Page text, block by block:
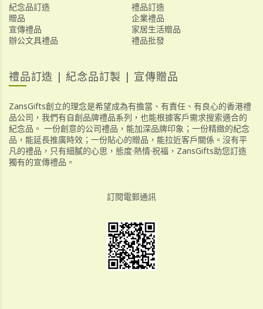
紀念品訂造
禮品訂造
贈品
企業禮品
宣傳禮品
家居生活贈品
辦公文具禮品
禮品批發
禮品訂造 | 紀念品訂製 | 宣傳贈品
ZansGifts創立的理念是希望成為有擔當、有責任、有良心的香港禮
品公司，我們有自創品牌禮品系列，也能根據客戶需求搜索適合的
紀念品。 一份創意的公司禮品，能加深品牌印象；一份精緻的紀念
品，能延長推廣時效；一份貼心的贈品，能拉近客戶關係。沒有平
凡的禮品，只有細膩的心思，態度·熱情·祝福，ZansGifts助您訂造
獨有的宣傳禮品。
訂閱電郵通訊